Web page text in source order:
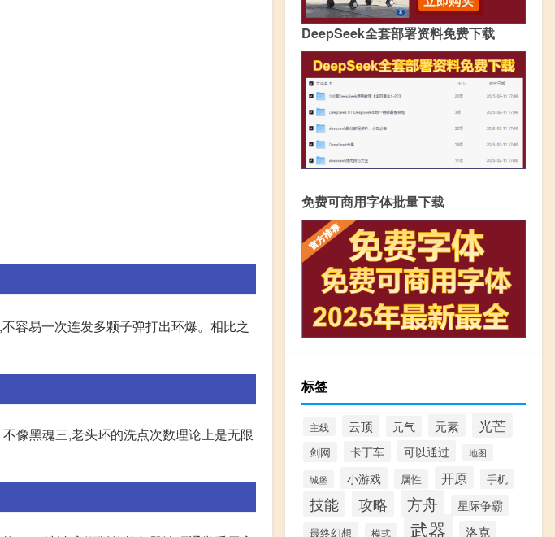
容易一次连发多颗子弹打出环爆。相比之
像黑魂三,老头环的洗点次数理论上是无限
DeepSeek全套部署资料免费下载
免费可商用字体批量下载
标签
主线 云顶 元气 元素 光芒
剑网 卡丁车 可以通过 地图
城堡 小游戏 属性 开原 手机
技能 攻略 方舟 星际争霸
最终幻想 模式 武器 洛克